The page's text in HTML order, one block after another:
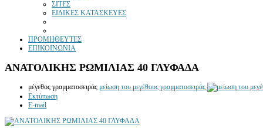
ΣΙΤΕΣ
ΕΙΔΙΚΕΣ ΚΑΤΑΣΚΕΥΕΣ
ΠΡΟΜΗΘΕΥΤΕΣ
ΕΠΙΚΟΙΝΩΝΙΑ
ΑΝΑΤΟΛΙΚΗΣ ΡΩΜΙΛΙΑΣ 40 ΓΛΥΦΑΔΑ
μέγεθος γραμματοσειράς μείωση του μεγέθους γραμματοσειράς
Εκτύπωση
E-mail